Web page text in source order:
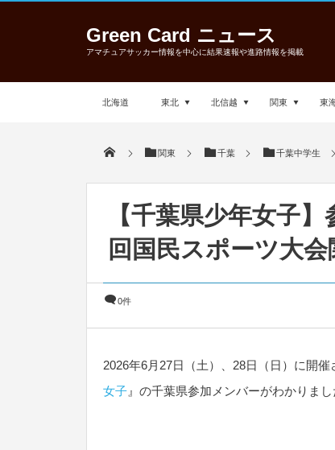
Green Card ニュース
アマチュアサッカー情報を中心に結果速報や進路情報を掲載
北海道 東北 北信越 関東 東
関東 千葉 千葉中学生
【千葉県少年女子
回国民スポーツ大
0件
2026年6月27日（土）、28日（日）に開催
女子 』の千葉県参加メンバーがわかりまし